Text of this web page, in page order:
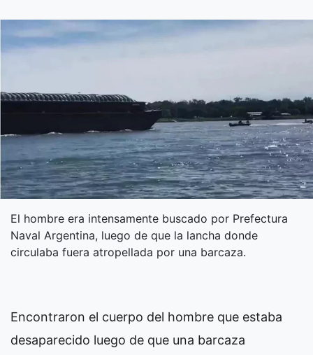
El hombre era intensamente buscado por Prefectura
Naval Argentina, luego de que la lancha donde
circulaba fuera atropellada por una barcaza.
Encontraron el cuerpo del hombre que estaba
desaparecido luego de que una barcaza